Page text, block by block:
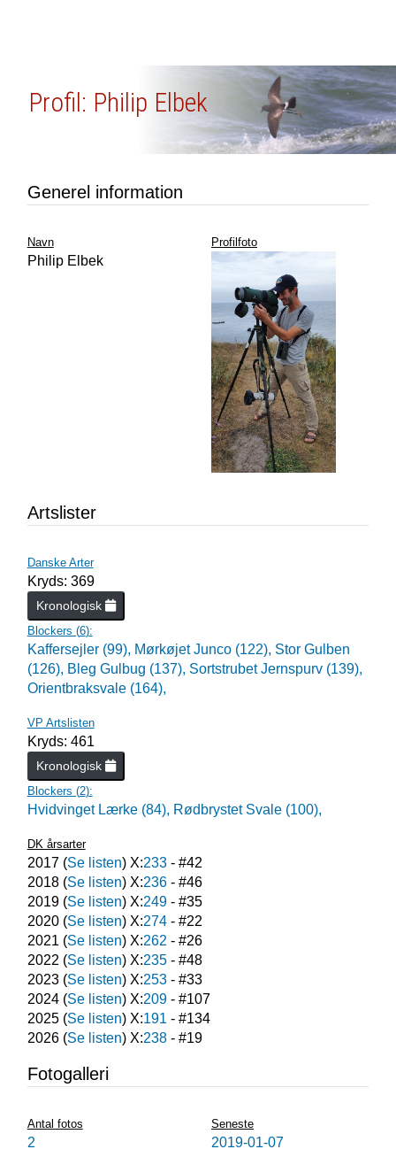
Profil: Philip Elbek
Generel information
Navn
Philip Elbek
Profilfoto
Artslister
Danske Arter
Kryds: 369
Kronologisk
Blockers (6):
Kaffersejler (99), Mørkøjet Junco (122), Stor Gulben
(126), Bleg Gulbug (137), Sortstrubet Jernspurv (139),
Orientbraksvale (164),
VP Artslisten
Kryds: 461
Kronologisk
Blockers (2):
Hvidvinget Lærke (84), Rødbrystet Svale (100),
DK årsarter
2017(Se listen) X:233- #42
2018(Se listen) X:236- #46
2019(Se listen) X:249- #35
2020(Se listen) X:274- #22
2021 (Se listen) X:262 - #26
2022 (Se listen) X:235- #48
2023(Se listen) X:253- #33
2024(Se listen) X:209- #107
2025(Se listen) X:191 - #134
2026(Se listen) X:238- #19
Fotogalleri
Antal fotos
2
Seneste
2019-01-07